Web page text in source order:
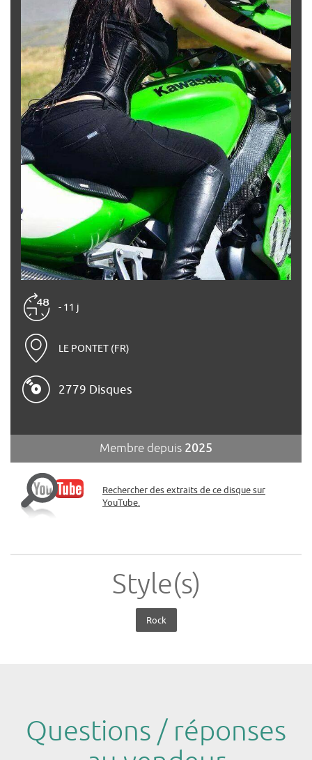
- 11 j
LE PONTET (FR)
2779 Disques
Membre depuis 2025
Rechercher des extraits de ce disque sur
YouTube.
Style(s)
Rock
Questions / réponses